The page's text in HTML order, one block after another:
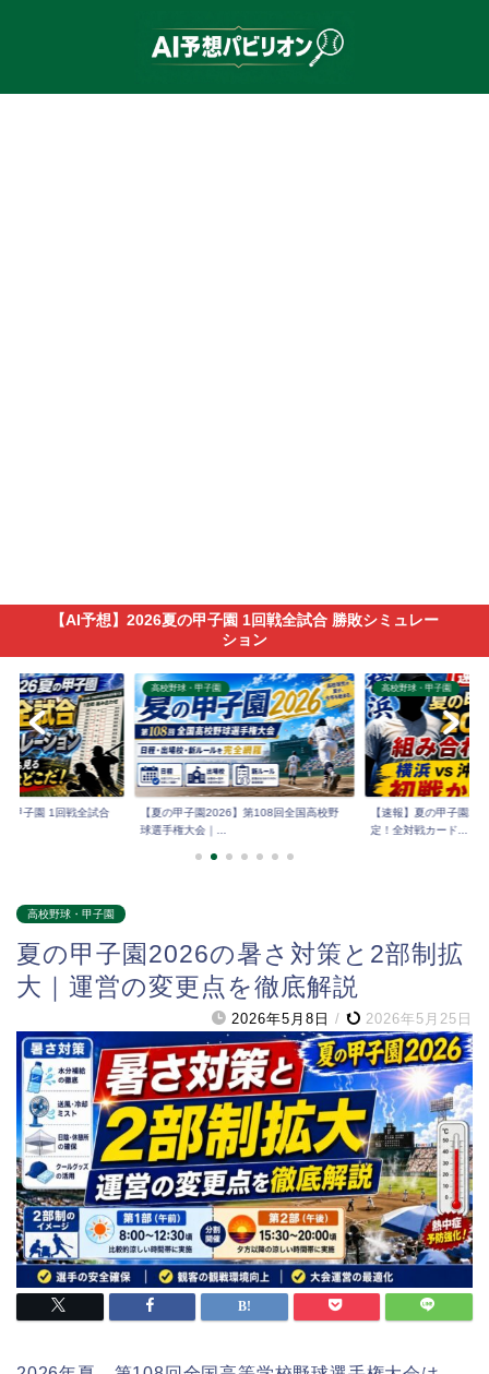
【AI予想】2026夏の甲子園 1回戦全試合 勝敗シミュレー
ション
甲子園 1回戦全試合
高校野球・甲子園
【夏の甲子園2026】第108回全国高校野
球選手権大会｜...
高校野球・甲子園
【速報】夏の甲子園
定！全対戦カード...
高校野球・甲子園
夏の甲子園2026の暑さ対策と2部制拡
大｜運営の変更点を徹底解説
2026年5月8日 / 2026年5月25日